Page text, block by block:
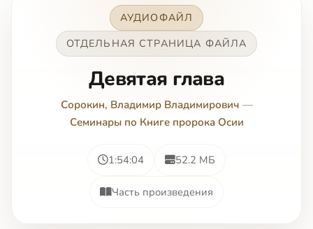
АУДИОФАЙЛ
ОТДЕЛЬНАЯ СТРАНИЦА ФАЙЛА
Девятая глава
Сорокин, Владимир Владимирович —
Семинары по Книге пророка Осии
1:54:04 52.2 МБ
Часть произведения